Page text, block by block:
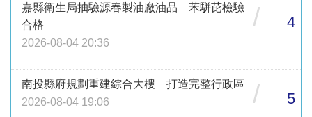
嘉縣衛生局抽驗源春製油廠油品 苯駢芘檢驗
合格
2026-08-04 20:36
/ 4
南投縣府規劃重建綜合大樓 打造完整行政區
2026-08-04 19:06
/ 5